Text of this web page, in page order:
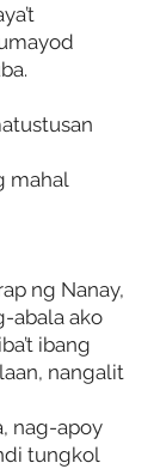
mahal
ng Nanay,
abala ako
ibang
nangalit
nag-apoy
tungkol